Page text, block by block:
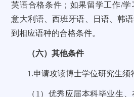
英语合格条件；如果留学工作/学
意大利语、西班牙语、日语、韩
到相应语种的合格条件。
（六）其他条件
1.申请攻读博士学位研究生须
（1）优秀应届本科毕业生